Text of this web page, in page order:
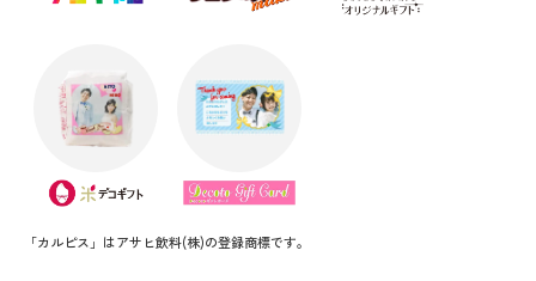
「カルピス」はアサヒ飲料(株)の登録商標です。